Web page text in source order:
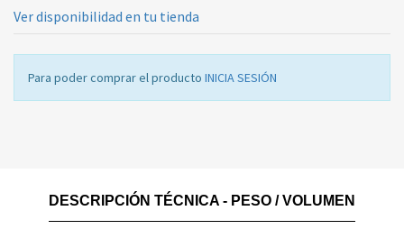
Ver disponibilidad en tu tienda
Para poder comprar el producto INICIA SESIÓN
DESCRIPCIÓN TÉCNICA - PESO / VOLUMEN